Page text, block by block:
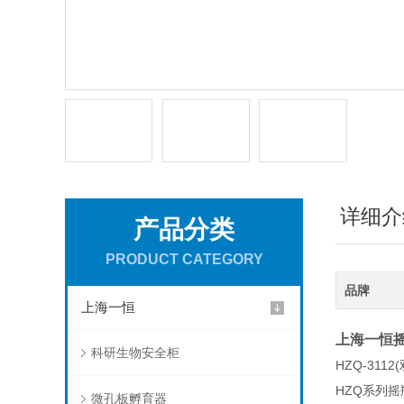
产品分类
PRODUCT CATEGORY
上海一恒
科研生物安全柜
微孔板孵育器
详细
品牌
上海一恒
HZQ-3112(
HZQ系列